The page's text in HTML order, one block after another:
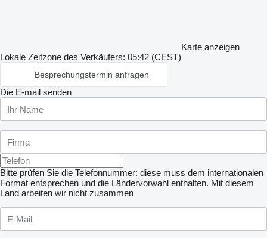
Karte anzeigen
Lokale Zeitzone des Verkäufers: 05:42 (CEST)
Besprechungstermin anfragen
Die E-mail senden
Bitte prüfen Sie die Telefonnummer: diese muss dem internationalen
Format entsprechen und die Ländervorwahl enthalten. Mit diesem
Land arbeiten wir nicht zusammen